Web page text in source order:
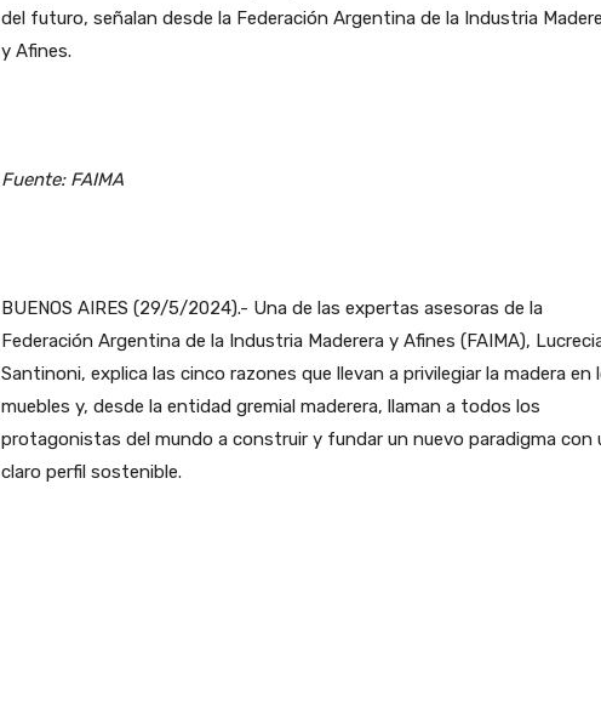
del futuro, señalan desde la Federación Argentina de la Industria
y Afines.
Fuente: FAIMA
BUENOS AIRES (29/5/2024).- Una de las expertas asesoras de la
Federación Argentina de la Industria Maderera y Afines (FAIMA),
Santinoni, explica las cinco razones que llevan a privilegiar la madera en
muebles y, desde la entidad gremial maderera, llaman a todos los
protagonistas del mundo a construir y fundar un nuevo paradigma con
claro perfil sostenible.